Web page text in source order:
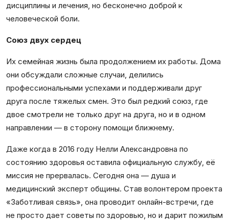
дисциплины и лечения, но бесконечно доброй к
человеческой боли.
Союз двух сердец
Их семейная жизнь была продолжением их работы. Дома
они обсуждали сложные случаи, делились
профессиональными успехами и поддерживали друг
друга после тяжелых смен. Это был редкий союз, где
двое смотрели не только друг на друга, но и в одном
направлении — в сторону помощи ближнему.
Даже когда в 2016 году Нелли Александровна по
состоянию здоровья оставила официальную службу, её
миссия не прервалась. Сегодня она — душа и
медицинский эксперт общины. Став волонтером проекта
«Заботливая связь», она проводит онлайн-встречи, где
не просто дает советы по здоровью, но и дарит пожилым